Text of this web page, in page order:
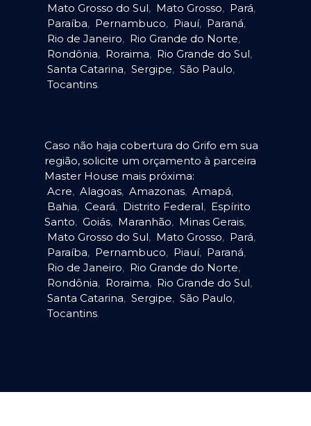
Mato Grosso do Sul, Mato Grosso, Pará,
Paraíba, Pernambuco, Piauí, Paraná,
Rio de Janeiro, Rio Grande do Norte,
Rondônia, Roraima, Rio Grande do Sul,
Santa Catarina, Sergipe, São Paulo,
Tocantins.
Caso não haja cobertura do Grifo em sua
região, solicite um orçamento à parceira
Master House mais próxima:
Acre, Alagoas, Amazonas, Amapá,
Bahia, Ceará, Distrito Federal, Espírito
Santo, Goiás, Maranhão, Minas Gerais,
Mato Grosso do Sul, Mato Grosso, Pará,
Paraíba, Pernambuco, Piauí, Paraná,
Rio de Janeiro, Rio Grande do Norte,
Rondônia, Roraima, Rio Grande do Sul,
Santa Catarina, Sergipe, São Paulo,
Tocantins.